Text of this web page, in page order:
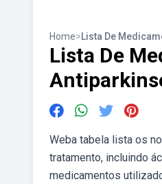
Home>Lista De
Lista De
Weba tabela lista os
tratamento, incluindo
medicamentos